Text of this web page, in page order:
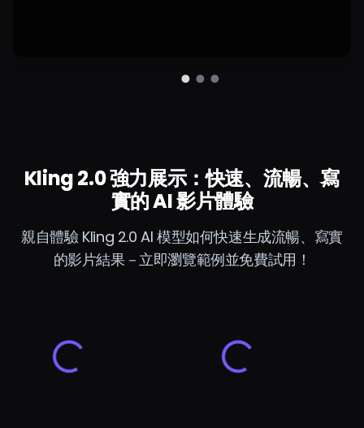
Kling 2.0 強力展示：快速、流暢、寫
實的 AI 影片體驗
親自體驗 Kling 2.0 AI 模型如何快速生成流暢、寫實
的影片結果－立即瀏覽範例並免費試用！